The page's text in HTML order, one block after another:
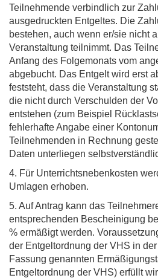
Teilnehmende verbindlich zur
ausgedruckten Entgeltes. Die
bestehen, auch wenn er/sie nicht
Veranstaltung teilnimmt. Das
Anfang des Folgemonats vom
abgebucht. Das Entgelt wird erst
feststeht, dass die Veranstaltung
die nicht durch Verschulden der
entstehen (zum Beispiel
fehlerhafte Angabe einer
Teilnehmenden in Rechnung
Daten unterliegen
4. Für Unterrichtsnebenkosten
Umlagen erhoben.
5. Auf Antrag kann das
entsprechenden Bescheinigung
% ermäßigt werden.
der Entgeltordnung der VHS in
Fassung genannten
Entgeltordnung der VHS) erfüllt